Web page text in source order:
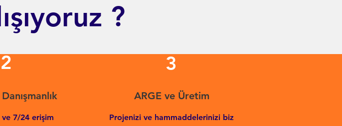
?
2
7/24 erişim
3
ARGE ve Üretim
Projenizi ve hammaddelerinizi biz